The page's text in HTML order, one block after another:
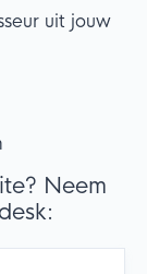
uit jouw
Neem